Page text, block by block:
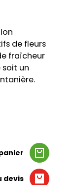
de fleurs
fraîcheur
un
devis